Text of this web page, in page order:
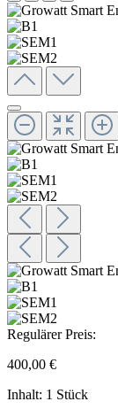
Regulärer Preis:
400,00 €
Inhalt: 1 Stück